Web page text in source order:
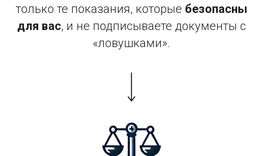
только те показания, которые безопасны
для вас, и не подписываете документы с
«ловушками».